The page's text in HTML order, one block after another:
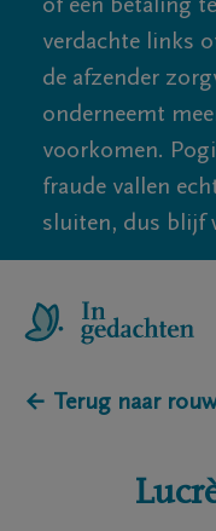
of een betaling
verdachte links
de afzender
onderneemt
voorkomen.
fraude vallen
sluiten, dus blijf
← Terug naar